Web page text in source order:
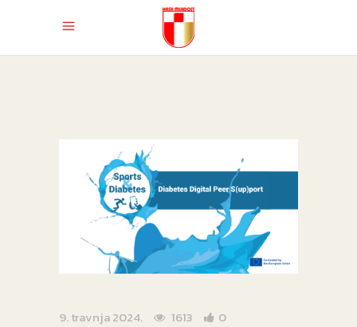
9. travnja 2024. 1613 0